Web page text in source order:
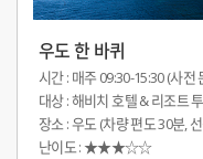
우도 한 바퀴
시간 : 매주 09:30-15:30 (사전
대상 : 해비치 호텔 & 리조트
장소 : 우도 (차량 편도 30분,
난이도 : ★★★☆☆